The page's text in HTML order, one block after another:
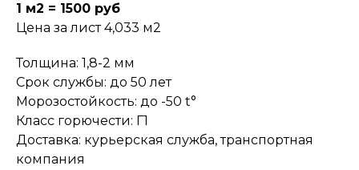
1 м2 = 1500 руб
Цена за лист 4,033 м2
Толщина: 1,8-2 мм
Срок службы: до 50 лет
Морозостойкость: до -50 t°
Класс горючести: Г1
Доставка: курьерская служба, транспортная
компания